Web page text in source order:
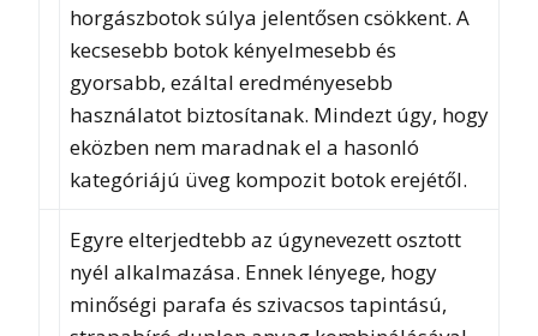
horgászbotok súlya jelentősen csökkent. A
kecsesebb botok kényelmesebb és
gyorsabb, ezáltal eredményesebb
használatot biztosítanak. Mindezt úgy, hogy
eközben nem maradnak el a hasonló
kategóriájú üveg kompozit botok erejétől.
Egyre elterjedtebb az úgynevezett osztott
nyél alkalmazása. Ennek lényege, hogy
minőségi parafa és szivacsos tapintású,